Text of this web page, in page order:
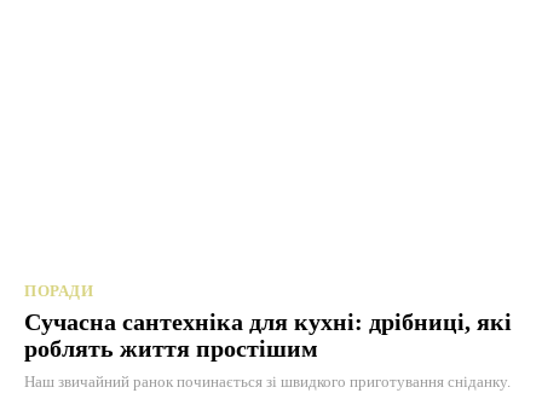
ПОРАДИ
Сучасна сантехніка для кухні: дрібниці, які
роблять життя простішим
Наш звичайний ранок починається зі швидкого приготування сніданку.